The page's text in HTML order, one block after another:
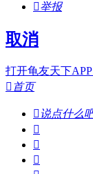
举报
取消
打开龟友天下
 首页
说点什么


